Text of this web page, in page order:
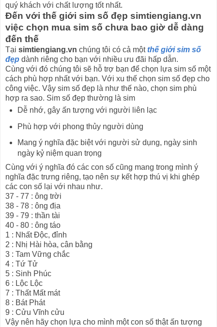
quý khách với chất lượng tốt nhất.
Đến với thế giới sim số đẹp simtiengiang.vn
việc chọn mua sim số chưa bao giờ dễ dàng
đến thế
Tại simtiengiang.vn chúng tôi có cả mộtthế giới sim số
đẹp dành riêng cho bạn với nhiều ưu đãi hấp dẫn.
Cùng với đó chúng tôi sẽ hỗ trợ bạn để chọn lựa sim số một
cách phù hợp nhất với bạn. Với xu thế chọn sim số đẹp cho
công việc. Vậy sim số đẹp là như thế nào, chọn sim phù
hợp ra sao. Sim số đẹp thường là sim
Dễ nhớ, gây ấn tượng với người liên lạc
Phù hợp với phong thủy người dùng
Mang ý nghĩa đặc biệt với người sử dụng, ngày sinh
ngày kỷ niệm quan trọng
Cùng với ý nghĩa đó các con số cũng mang trong mình ý
nghĩa đặc trưng riêng, tạo nên sự kết hợp thú vị khi ghép
các con số lại với nhau như.
37 - 77 : ông trời
38 - 78 : ông địa
39 - 79 : thần tài
40 - 80 : ông táo
1 : Nhất Độc, đỉnh
2 : Nhị Hài hòa, cân bằng
3 : Tam Vững chắc
4 : Tứ Tử
5 : Sinh Phúc
6 : Lộc Lộc
7 : Thất Mất mát
8 : Bát Phát
9 : Cửu Vĩnh cửu
Vậy nên hãy chọn lựa cho mình một con số thật ấn tượng